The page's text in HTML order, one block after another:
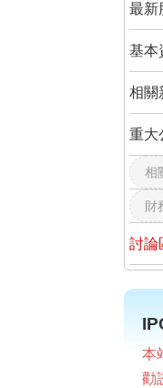
最新
基本
相關
重大
相
財
討論
本
勸